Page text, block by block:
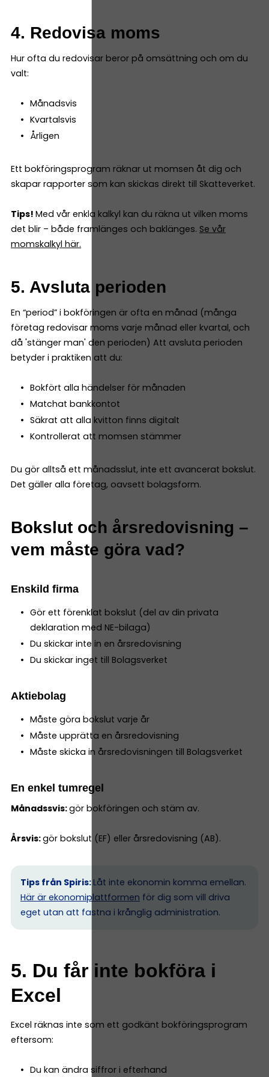
4. Redovisa moms
Hur ofta du redovisar beror på omsättning och om du
valt:
Månadsvis
Kvartalsvis
Årligen
Ett bokföringsprogram räknar ut momsen åt dig och
skapar rapporter som kan skickas direkt till Skatteverket.
Tips! Med vår enkla kalkyl kan du räkna ut vilken moms
det blir – både framlänges och baklänges. Se vår
momskalkyl här.
5. Avsluta perioden
En “period” i bokföringen är ofta en månad (många
företag redovisar moms varje månad eller kvartal, och
då 'stänger man' den perioden) Att avsluta perioden
betyder i praktiken att du:
Bokfört alla händelser för månaden
Matchat bankkontot
Säkrat att alla kvitton finns digitalt
Kontrollerat att momsen stämmer
Du gör alltså ett månadsslut, inte ett avancerat bokslut.
Det gäller alla företag, oavsett bolagsform.
Bokslut och årsredovisning –
vem måste göra vad?
Enskild firma
Gör ett förenklat bokslut (del av din privata
deklaration med NE-bilaga)
Du skickar inte in en årsredovisning
Du skickar inget till Bolagsverket
Aktiebolag
Måste göra bokslut varje år
Måste upprätta en årsredovisning
Måste skicka in årsredovisningen till Bolagsverket
En enkel tumregel
Månadssvis:gör bokföringen och stäm av.
Årsvis:gör bokslut (EF) eller årsredovisning (AB).
Tips från Spiris: Låt inte ekonomin komma emellan.
Här är ekonomiplattformen för dig som vill driva
eget utan att fastna i krånglig administration.
5. Du får inte bokföra i
Excel
Excel räknas inte som ett godkänt bokföringsprogram
eftersom:
Du kan ändra siffror i efterhand